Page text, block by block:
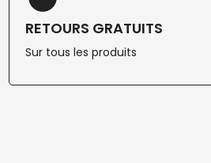
RETOURS GRATUITS
Sur tous les produits